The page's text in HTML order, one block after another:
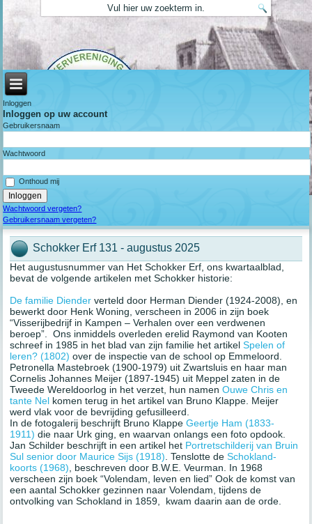
Inloggen
Inloggen op uw account
Gebruikersnaam
Wachtwoord
Onthoud mij
Wachtwoord vergeten?
Gebruikersnaam vergeten?
Schokker Erf 131 - augustus 2025
Het augustusnummer van Het Schokker Erf, ons kwartaalblad,
bevat de volgende artikelen met Schokker historie:
De familie Diender verteld door Herman Diender (1924-2008), en
bewerkt door Henk Woning, verscheen in 2006 in zijn boek
“Visserijbedrijf in Kampen – Verhalen over een verdwenen
beroep”. Ons inmiddels overleden erelid Raymond van Kooten
schreef in 1985 in het blad van zijn familie het artikelSpelen of
leren? (1802) over de inspectie van de school op Emmeloord.
Petronella Mastebroek (1900-1979) uit Zwartsluis en haar man
Cornelis Johannes Meijer (1897-1945) uit Meppel zaten in de
Tweede Wereldoorlog in het verzet, hun namenOuwe Chris en
tante Nel komen terug in het artikel van Bruno Klappe. Meijer
werd vlak voor de bevrijding gefusilleerd.
In de fotogalerij beschrijft Bruno KlappeGeertje Ham (1833-
1911) die naar Urk ging, en waarvan onlangs een foto opdook.
Jan Schilder beschrijft in een artikel het Portretschilderij van Bruin
Sul senior door Maurice Sijs (1918) . Tenslotte deSchokland-
koorts (1968) , beschreven door B.W.E. Veurman. In 1968
verscheen zijn boek “Volendam, leven en lied” Ook de komst van
een aantal Schokker gezinnen naar Volendam, tijdens de
ontvolking van Schokland in 1859, kwam daarin aan de orde.